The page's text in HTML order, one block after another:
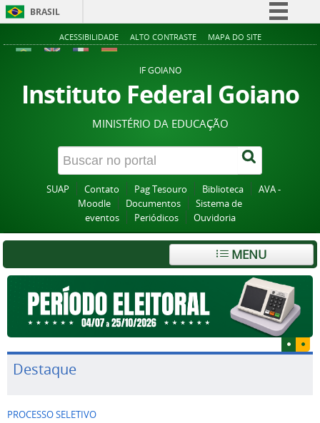
BRASIL
Simplifique!
Acesso à informação
Legislação
Canais
ACESSIBILIDADE ALTO CONTRASTE MAPA DO SITE
IF GOIANO
Instituto Federal Goiano
MINISTÉRIO DA EDUCAÇÃO
SUAP Contato Pag Tesouro Biblioteca
AVA -
Moodle
Documentos
Sistema de
eventos
Periódicos Ouvidoria
MENU
Destaque
PROCESSO SELETIVO